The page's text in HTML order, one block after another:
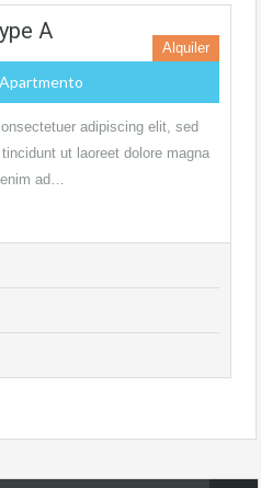
A
Alquiler
adipiscing elit, sed
ut laoreet dolore magna
ad…